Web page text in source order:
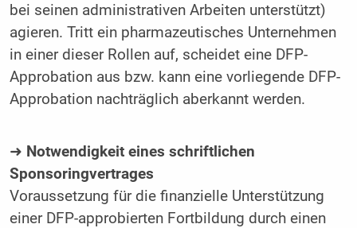
bei seinen administrativen Arbeiten unterstützt)
agieren. Tritt ein pharmazeutisches Unternehmen
in einer dieser Rollen auf, scheidet eine DFP-
Approbation aus bzw. kann eine vorliegende DFP-
Approbation nachträglich aberkannt werden.
➜ Notwendigkeit eines schriftlichen
Sponsoringvertrages
Voraussetzung für die finanzielle Unterstützung
einer DFP-approbierten Fortbildung durch einen